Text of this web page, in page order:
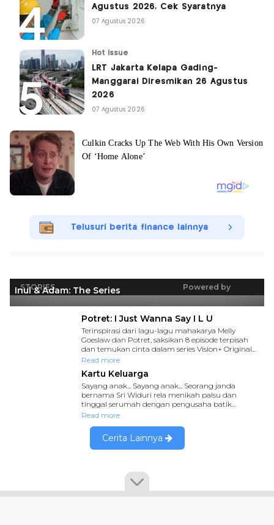
Agustus 2026, Cek Syaratnya
07 Agustus 2026
Hot Issue
LRT Jakarta Kelapa Gading-
Manggarai Diresmikan 26 Agustus
2026
07 Agustus 2026
Telusuri berita finance lainnya